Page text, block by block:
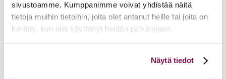
sivustoamme. Kumppanimme voivat yhdistää näitä
tietoja muihin tietoihin, joita olet antanut heille tai joita on
kerätty, kun olet käyttänyt heidän palvelujaan.
linkistä.
Näytä tiedot
4 RUOKONEN Tuula, vapaaehtoistyöntekijä
5 SULANNE Terttu, esimies